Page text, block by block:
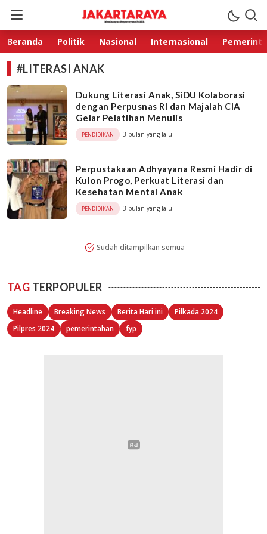
Jakarta Raya
Membangun Kepercayaan Publik
Beranda Politik Nasional Internasional
#LITERASI ANAK
Dukung Literasi Anak, SiDU Kolaborasi
dengan Perpusnas RI dan Majalah CIA
Gelar Pelatihan Menulis
PENDIDIKAN 3 bulan yang lalu
Perpustakaan Adhyayana Resmi Hadir di
Kulon Progo, Perkuat Literasi dan
Kesehatan Mental Anak
PENDIDIKAN 3 bulan yang lalu
Sudah ditampilkan semua
TAG TERPOPULER
Headline Breaking News Berita Hari ini
Pilkada 2024
Pilpres 2024
pemerintahan fyp